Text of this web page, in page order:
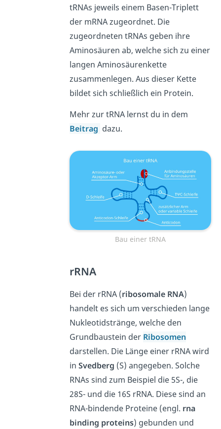
tRNAs jeweils einem Basen-Triplett
der mRNA zugeordnet. Die
zugeordneten tRNAs geben ihre
Aminosäuren ab, welche sich zu einer
langen Aminosäurenkette
zusammenlegen. Aus dieser Kette
bildet sich schließlich ein Protein.
Mehr zur tRNA lernst du in dem
Beitrag dazu.
Bau einer tRNA
rRNA
Bei der rRNA (ribosomale RNA)
handelt es sich um verschieden lange
Nukleotidstränge, welche den
Grundbaustein der Ribosomen
darstellen. Die Länge einer rRNA wird
inSvedberg (S) angegeben. Solche
RNAs sind zum Beispiel die 5S-, die
28S- und die 16S rRNA. Diese sind an
RNA-bindende Proteine (engl. rna
binding proteins) gebunden und